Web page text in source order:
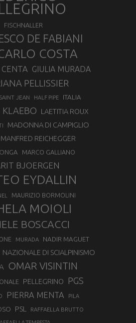
FISCHNALLER
DE FABIANI
COSTA
GIULIA MURADA
PELLISSIER
JEAN HALF PIPE ITALIA
KLAEBO LAETITIA ROUX
MADONNA DI CAMPIGLIO
MANFRED REICHEGGER
MARCO GALLIANO
BJOERGEN
EYDALLIN
MAURIZIO BORMOLINI
MOIOLI
BOSCACCI
MURADA NADIR MAGUET
NAZIONALE DI SCIALPINISMO
OMAR VISINTIN
PELLEGRINO PGS
PIERRA MENTA PILA
PSL RAFFAELLA BRUTTO